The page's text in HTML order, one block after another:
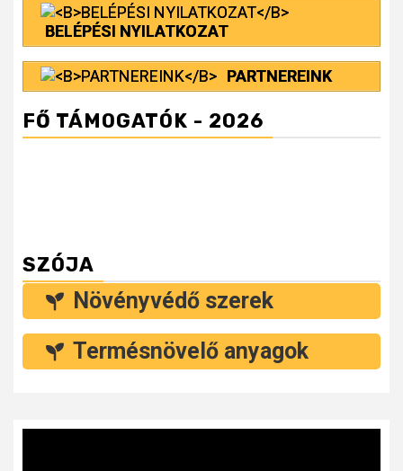
BELÉPÉSI NYILATKOZAT
PARTNEREINK
FŐ TÁMOGATÓK - 2026
SZÓJA
Növényvédő szerek
Termésnövelő anyagok